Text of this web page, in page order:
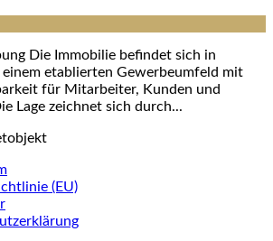
Die Immobilie befindet sich in
einem etablierten Gewerbeumfeld mit
für Mitarbeiter, Kunden und
Lage zeichnet sich durch...
(EU)